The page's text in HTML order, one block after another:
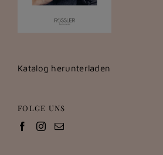
Katalog herunterladen
FOLGE UNS